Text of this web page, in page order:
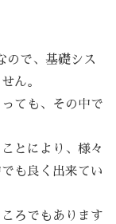
ので、基礎シス
ん。
ても、その中で
とにより、様々
も良く出来てい
ろでもあります